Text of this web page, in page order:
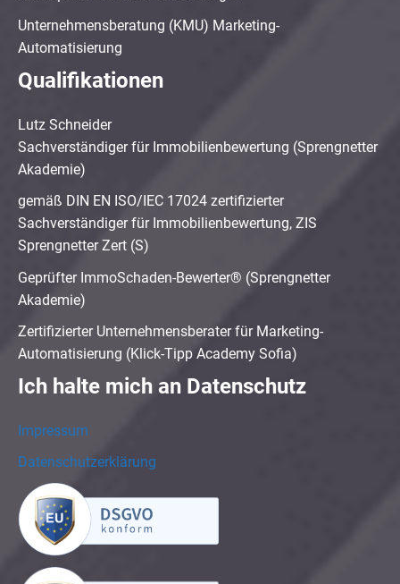
Unternehmensberatung (KMU) Marketing-
Automatisierung
Qualifikationen
Lutz Schneider
Sachverständiger für Immobilienbewertung (Sprengnetter
Akademie)
gemäß DIN EN ISO/IEC 17024 zertifizierter
Sachverständiger für Immobilienbewertung, ZIS
Sprengnetter Zert (S)
Geprüfter ImmoSchaden-Bewerter® (Sprengnetter
Akademie)
Zertifizierter Unternehmensberater für Marketing-
Automatisierung (Klick-Tipp Academy Sofia)
Ich halte mich an Datenschutz
Impressum
Datenschutzerklärung